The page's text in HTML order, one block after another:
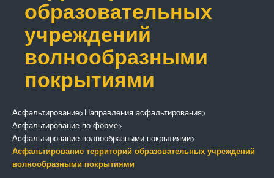
образовательных
учреждений
волнообразными
покрытиями
Асфальтирование>Направления асфальтирования>
Асфальтирование по форме>
Асфальтирование волнообразными покрытиями>
Асфальтирование территорий образовательных учреждений
волнообразными покрытиями